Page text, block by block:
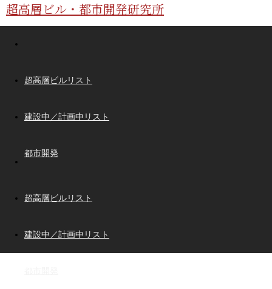
超高層ビル・都市開発研究所
超高層ビルリスト
建設中／計画中リスト
都市開発
超高層ビルリスト
建設中／計画中リスト